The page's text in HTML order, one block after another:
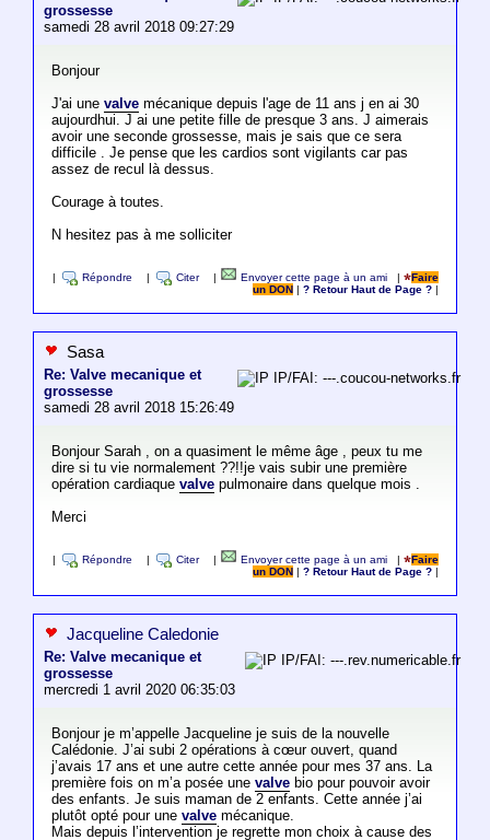
grossesse
samedi 28 avril 2018 09:27:29
Bonjour
J'ai une valvemécanique depuis l'age de 11 ans j en ai 30
aujourdhui. J ai une petite fille de presque 3 ans. J aimerais
avoir une seconde grossesse, mais je sais que ce sera
difficile . Je pense que les cardios sont vigilants car pas
assez de recul là dessus.
Courage à toutes.
N hesitez pas à me solliciter
Répondre Citer Envoyer cette page à un ami |
Faire
un DON
|? Retour Haut de Page ?
Sasa
Re: Valve mecanique et
grossesse
samedi 28 avril 2018 15:26:49
IP/FAI: ---.coucou-networks.fr
Bonjour Sarah , on a quasiment le même âge , peux tu me
dire si tu vie normalement ??!!je vais subir une première
opération cardiaque valvepulmonaire dans quelque mois .
Merci
Répondre Citer Envoyer cette page à un ami |
Faire
un DON
|? Retour Haut de Page ?
Jacqueline Caledonie
Re: Valve mecanique et
grossesse
mercredi 1 avril 2020 06:35:03
IP/FAI: ---.rev.numericable.fr
Bonjour je m’appelle Jacqueline je suis de la nouvelle
Calédonie. J’ai subi 2 opérations à cœur ouvert, quand
j’avais 17 ans et une autre cette année pour mes 37 ans. La
première fois on m’a posée une valvebio pour pouvoir avoir
des enfants. Je suis maman de 2 enfants. Cette année j’ai
plutôt opté pour une valvemécanique.
Mais depuis l’intervention je regrette mon choix à cause des